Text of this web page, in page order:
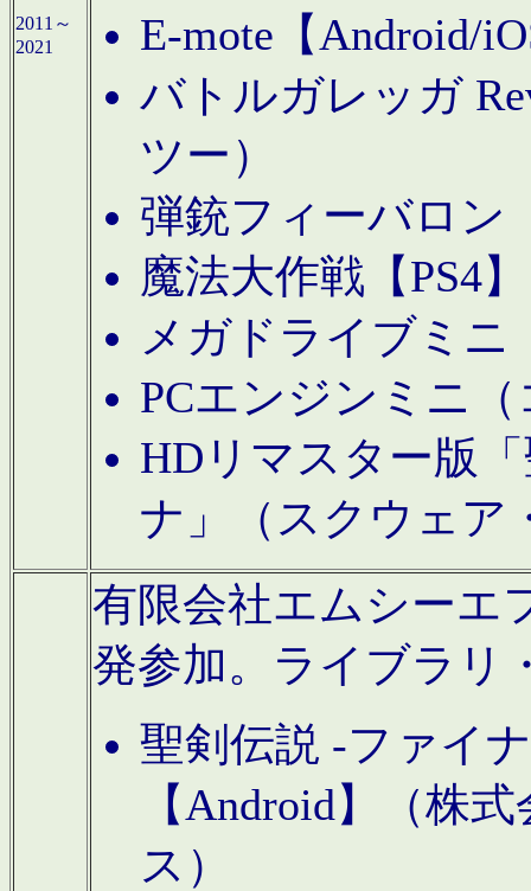
2011～
2021
E-mote【Android/
バトルガレッガ
ツー）
弾銃フィーバロン
魔法大作戦【PS4
メガドライブミニ
PCエンジンミニ
HDリマスター版
ナ」（スクウェア
有限会社エムシーエ
発参加。ライブラリ
聖剣伝説 -ファイ
【Android】（株
ス）